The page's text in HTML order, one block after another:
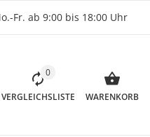
Fr. ab 9:00 bis 18:00 Uhr
0
VERGLEICHSLISTE WARENKORB